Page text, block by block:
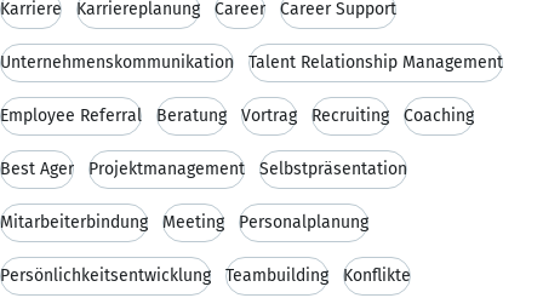
Karriere Karriereplanung Career Career Support
Unternehmenskommunikation Talent Relationship Management
Employee Referral Beratung Vortrag Recruiting Coaching
Best Ager Projektmanagement Selbstpräsentation
Mitarbeiterbindung Meeting Personalplanung
Persönlichkeitsentwicklung Teambuilding Konflikte